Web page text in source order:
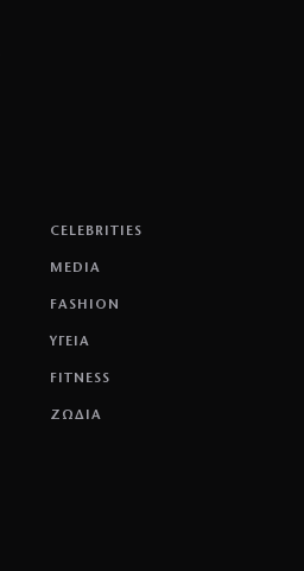
CELEBRITIES
MEDIA
FASHION
ΥΓΕΙΑ
FITNESS
ΖΩΔΙΑ